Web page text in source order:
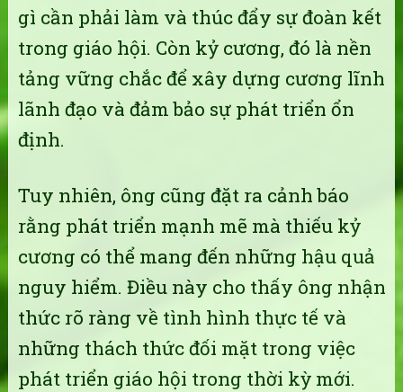
gì cần phải làm và thúc đẩy sự đoàn kết
trong giáo hội. Còn kỷ cương, đó là nền
tảng vững chắc để xây dựng cương lĩnh
lãnh đạo và đảm bảo sự phát triển ổn
định.
Tuy nhiên, ông cũng đặt ra cảnh báo
rằng phát triển mạnh mẽ mà thiếu kỷ
cương có thể mang đến những hậu quả
nguy hiểm. Điều này cho thấy ông nhận
thức rõ ràng về tình hình thực tế và
những thách thức đối mặt trong việc
phát triển giáo hội trong thời kỳ mới.